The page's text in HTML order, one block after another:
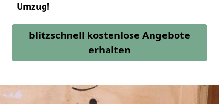
Umzug!
blitzschnell kostenlose Angebote
erhalten